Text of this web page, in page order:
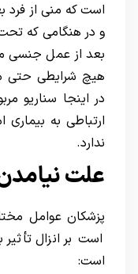
است که منی از
و در هنگامی که
بعد از عمل جنسی
هیچ شرایطی حتی
در اینجا سناریو
ندارد.
علت
پزشکان عوامل
است بر انزال
است: